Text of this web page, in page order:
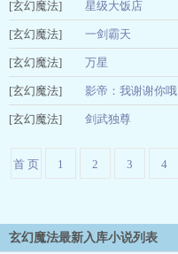
沐潇三生
[玄幻魔法] 星级大饭店
会做菜的猫
[玄幻魔法] 一剑霸天
永夜星河
[玄幻魔法] 万星
梦溪石
[玄幻魔法] 影帝：我谢谢你哦
翻滚的肚皮
[玄幻魔法] 剑武独尊
一丝凉意
首 页
1 2 3 4
玄幻魔法最新入库小说列表